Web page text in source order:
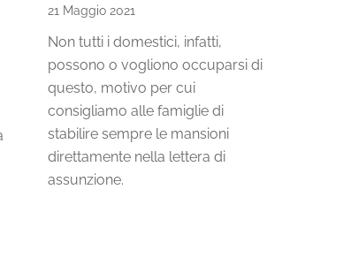
21 Maggio 2021
Non tutti i domestici, infatti,
possono o vogliono occuparsi di
questo, motivo per cui
consigliamo alle famiglie di
stabilire sempre le mansioni
direttamente nella lettera di
assunzione.